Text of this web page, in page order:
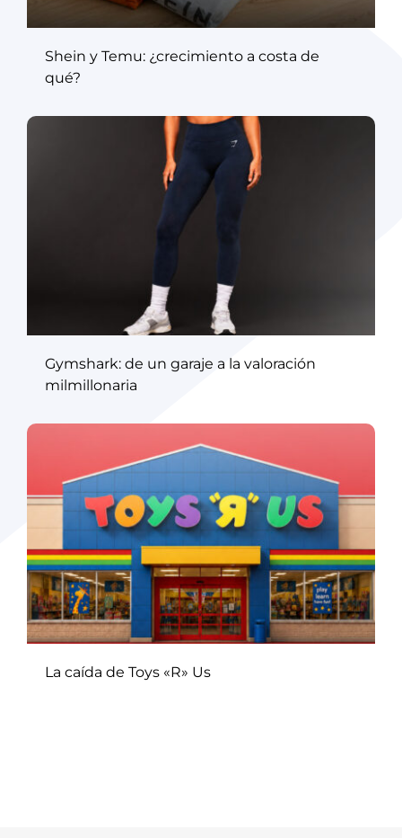
Shein y Temu: ¿crecimiento a costa de
qué?
Gymshark: de un garaje a la valoración
milmillonaria
La caída de Toys «R» Us